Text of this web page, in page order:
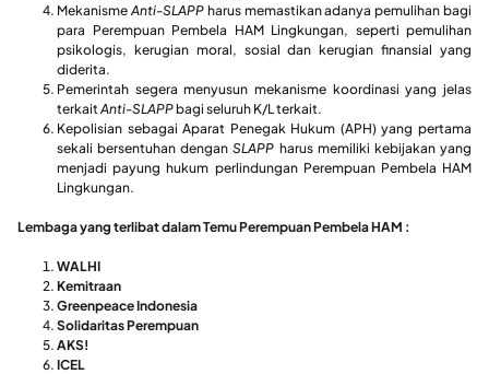
Mekanisme Anti-SLAPPharus memastikan adanya pemulihan bagi
para Perempuan Pembela HAM Lingkungan, seperti pemulihan
psikologis, kerugian moral, sosial dan kerugian finansial yang
diderita.
Pemerintah segera menyusun mekanisme koordinasi yang jelas
terkait Anti-SLAPPbagi seluruh K/L terkait.
Kepolisian sebagai Aparat Penegak Hukum (APH) yang pertama
sekali bersentuhan denganSLAPP harus memiliki kebijakan yang
menjadi payung hukum perlindungan Perempuan Pembela HAM
Lingkungan.
Lembaga yang terlibat dalam Temu Perempuan Pembela HAM :
WALHI
Kemitraan
Greenpeace Indonesia
Solidaritas Perempuan
AKS!
ICEL